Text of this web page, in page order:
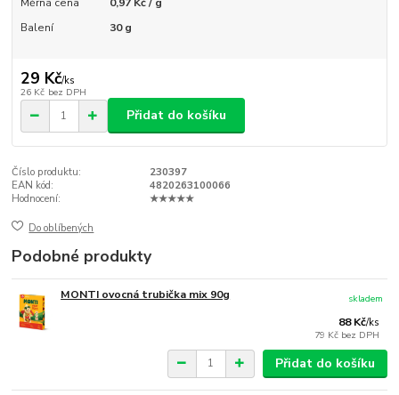
Měrná cena
0,97 Kč / g
Balení
30 g
29 Kč/ks
26 Kč bez DPH
Přidat do košíku
Číslo produktu:
230397
EAN kód:
4820263100066
Hodnocení:
★★★★★
Do oblíbených
Podobné produkty
MONTI ovocná trubička mix 90g
88 Kč/ks
79 Kč bez DPH
skladem
Přidat do košíku